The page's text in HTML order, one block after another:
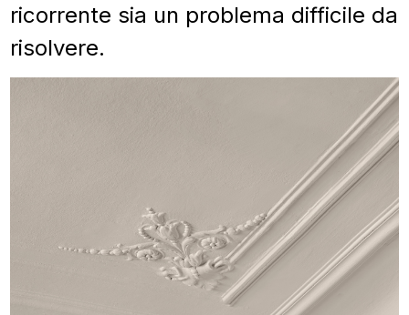
ricorrente sia un problema difficile da
risolvere.